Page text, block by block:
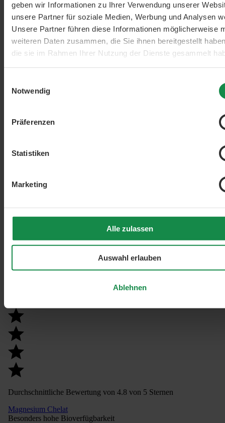
geben wir Informationen zu Ihrer Verwendung unserer
unsere Partner für soziale Medien, Werbung und Analysen
Unsere Partner führen diese Informationen möglicherweise
weiteren Daten zusammen, die Sie ihnen bereitgestellt
die sie im Rahmen Ihrer Nutzung der Dienste gesammelt
Notwendig
Präferenzen
Statistiken
Marketing
Alle zulassen
Auswahl erlauben
Ablehnen
Durchschnittliche Bewertung von 4.8 von 5 Sternen
Magnesium Chelat
Besonders hohe Bioverfügbarkeit